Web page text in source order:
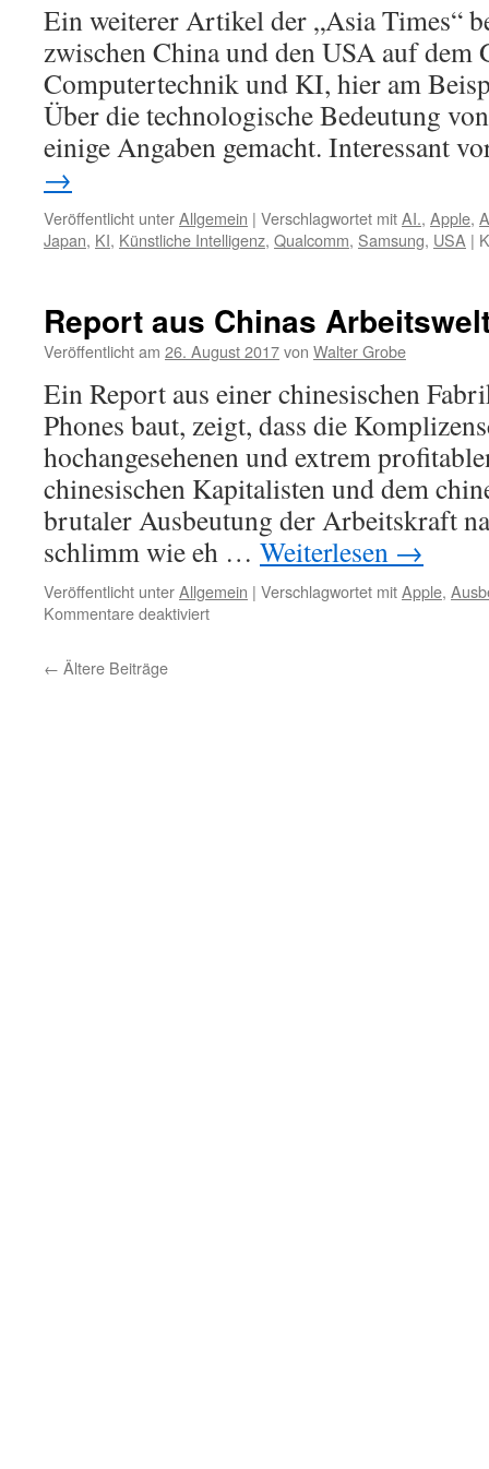
in
den
Minen
des
Kongo
Ein weiterer Artikel der „Asia Times“
zwischen China und den USA auf dem
Computertechnik und KI, hier am
Über die technologische Bedeutung
einige Angaben gemacht. Interessant
→
Veröffentlicht unterAllgemein | Verschlagwortet mitAI., Apple,
Japan, KI, Künstliche Intelligenz, Qualcomm, Samsung, USA |
Report aus Chinas
Veröffentlicht am 26. August 2017von Walter Grobe
Ein Report aus einer chinesischen
Phones baut, zeigt, dass die
hochangesehenen und extrem
chinesischen Kapitalisten und dem
brutaler Ausbeutung der Arbeitskraft
schlimm wie eh … Weiterlesen →
Veröffentlicht unterAllgemein | Verschlagwortet mitApple,
Kommentare deaktiviertfür
← Ältere Beiträge